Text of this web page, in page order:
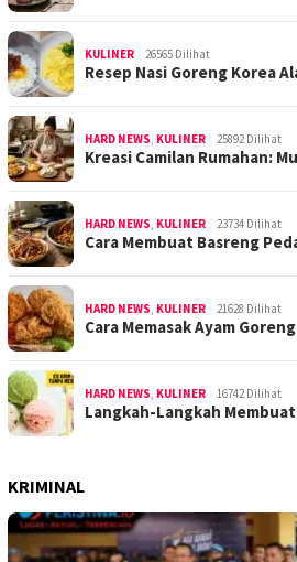
KULINER 26565 Dilihat
Resep Nasi Goreng Korea
HARD NEWS, KULINER 25892 Dilihat
Kreasi Camilan Rumahan:
HARD NEWS, KULINER 23734 Dilihat
Cara Membuat Basreng
HARD NEWS, KULINER 21628 Dilihat
Cara Memasak Ayam
HARD NEWS, KULINER 16742 Dilihat
Langkah-Langkah
KRIMINAL